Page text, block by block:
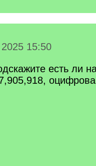
2025 15:50
есть ли